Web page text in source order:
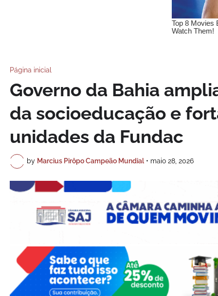
Página inicial
Governo da Bahia
da socioeducação e
unidades da Fundac
by Marcius Pirôpo Campeão Mundial • maio 28, 2026